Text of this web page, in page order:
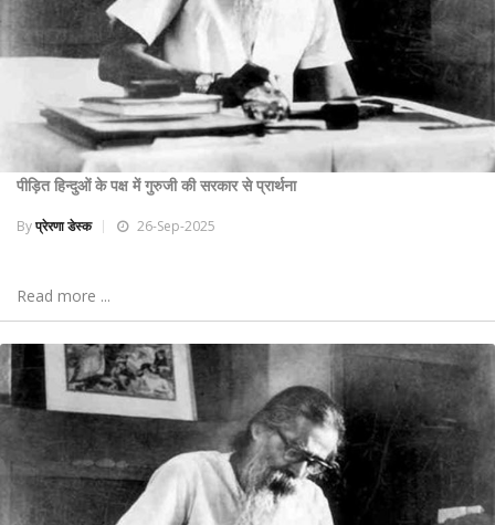
पीड़ित हिन्दुओं के पक्ष में गुरुजी की सरकार से प्रार्थना
Byप्रेरणा डेस्क 26-Sep-2025
Read more ...